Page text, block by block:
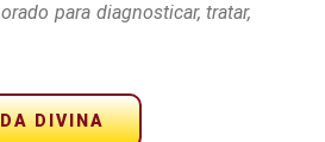
para diagnosticar, tratar,
DIVINA